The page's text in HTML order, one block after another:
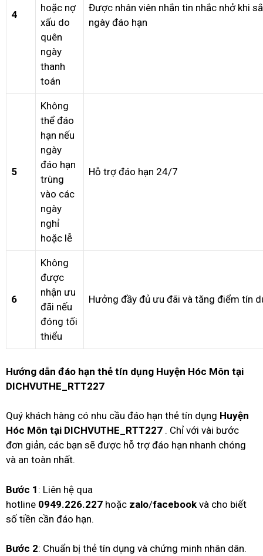
4
hoặc nợ
xấu do
quên
ngày
thanh
toán
Được nhân viên nhắn tin nhắc nhở khi
ngày đáo hạn
5
Không
thể đáo
hạn nếu
ngày
đáo hạn
trùng
vào các
ngày
nghỉ
hoặc lễ
Hỗ trợ đáo hạn 24/7
6
Không
được
nhận ưu
đãi nếu
đóng tối
thiểu
Hưởng đầy đủ ưu đãi và tăng điểm tín
Hướng dẫn đáo hạn thẻ tín dụng Huyện Hóc Môn tại
DICHVUTHE_RTT227
Quý khách hàng có nhu cầu đáo hạn thẻ tín dụng Huyện
Hóc Môn tại DICHVUTHE_RTT227 . Chỉ với vài bước
đơn giản, các bạn sẽ được hỗ trợ đáo hạn nhanh chóng
và an toàn nhất.
Bước 1 : Liên hệ qua
hotline 0949.226.227 hoặc zalo/facebook và cho biết
số tiền cần đáo hạn.
Bước 2: Chuẩn bị thẻ tín dụng và chứng minh nhân dân.